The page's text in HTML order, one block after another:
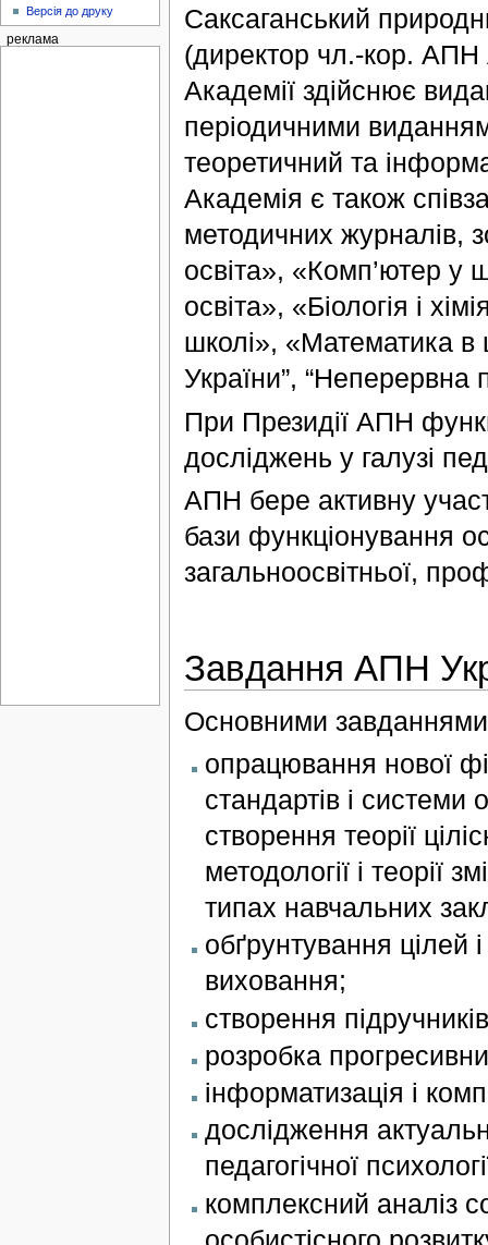
Саксаганський
(директор чл.-кор. АПН
Академії здійснює
періодичними
теоретичний та
Академія є також
методичних журналів,
освіта», «Комп’ютер у
освіта», «Біологія і
школі», «Математика в
України”, “Неперервна
При Президії АПН
досліджень у галузі
АПН бере активну
бази функціонування
загальноосвітньої,
Завдання АПН
Основними завданнями
опрацювання нової
стандартів і системи
створення теорії
методології і теорії
типах навчальних
обґрунтування цілей
виховання;
створення
розробка
інформатизація і
дослідження
педагогічної
комплексний аналіз
Версія до друку
реклама